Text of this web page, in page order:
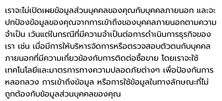
เราจะไม่เปิดเผยข้อมูลส่วนบุคคลของคุณกับบุคคลภายนอก และจะ
ปกป้องข้อมูลของคุณจากการเข้าถึงของบุคคลภายนอกตามความ
จำเป็น เว้นแต่ในกรณีที่มีความจำเป็นต่อการดำเนินการธุรกิจของ
เรา เช่น เมื่อมีการให้บริหารจัดการหรือตรวจสอบตัวตนกับบุคคล
ภายนอกที่มีความเกี่ยวข้องกับการติดต่อซื้อขาย โดยเราจะใช้
เทคโนโลยีและมาตรการทางความปลอดภัยต่างๆ เพื่อป้องกันการ
หลอกลวง การเข้าถึงข้อมูล หรือการใช้ข้อมูลในทางลักษณะที่ไม่
ถูกต้องกับข้อมูลส่วนบุคคลของคุณ